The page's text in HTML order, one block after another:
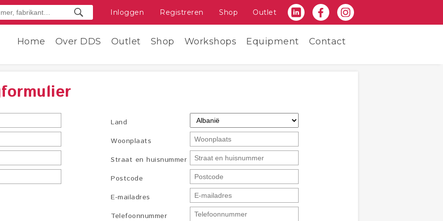
Inloggen Registreren Shop Outlet
Home Over DDS Outlet Shop Workshops Equipment Contact
Land
Woonplaats
Straat en huisnummer
Postcode
E-mailadres
Telefoonnummer